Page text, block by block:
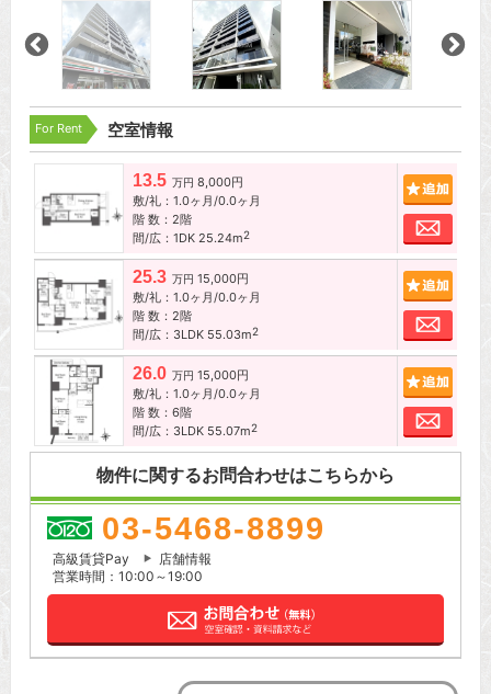
For Rent 空室情報
13.5 万円 8,000円
敷/礼：1.0ヶ月/0.0ヶ月
階 数：2階
間/広：1DK 25.24m2
お問
25.3 万円 15,000円
敷/礼：1.0ヶ月/0.0ヶ月
階 数：2階
間/広：3LDK 55.03m2
お問
26.0 万円 15,000円
敷/礼：1.0ヶ月/0.0ヶ月
階 数：6階
間/広：3LDK 55.07m2
お問
物件に関するお問合わせはこちらから
03-5468-8899
高級賃貸Pay
店舗情報
営業時間：10:00～19:00